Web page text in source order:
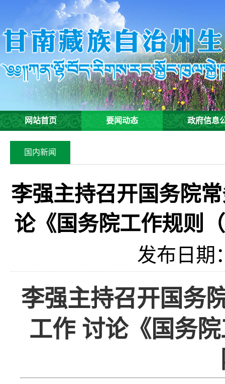
网站首页 要闻动态 政府信息
国内新闻
李强主持召开国务院
论《国务院工作规则
发布日期
李强主持召开国务
工作 讨论《国务